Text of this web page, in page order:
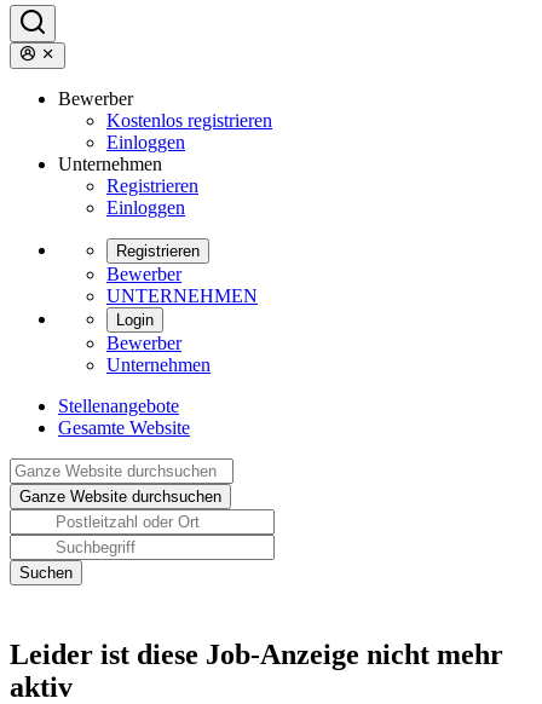
Bewerber
Kostenlos registrieren
Einloggen
Unternehmen
Registrieren
Einloggen
Registrieren
Bewerber
UNTERNEHMEN
Login
Bewerber
Unternehmen
Stellenangebote
Gesamte Website
Leider ist diese Job-Anzeige nicht mehr
aktiv